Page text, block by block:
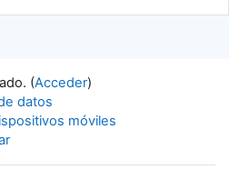
Alvarez
Otegi
Bikuña Domingo
Cabrera Garmendia
(Acceder)
datos
móviles